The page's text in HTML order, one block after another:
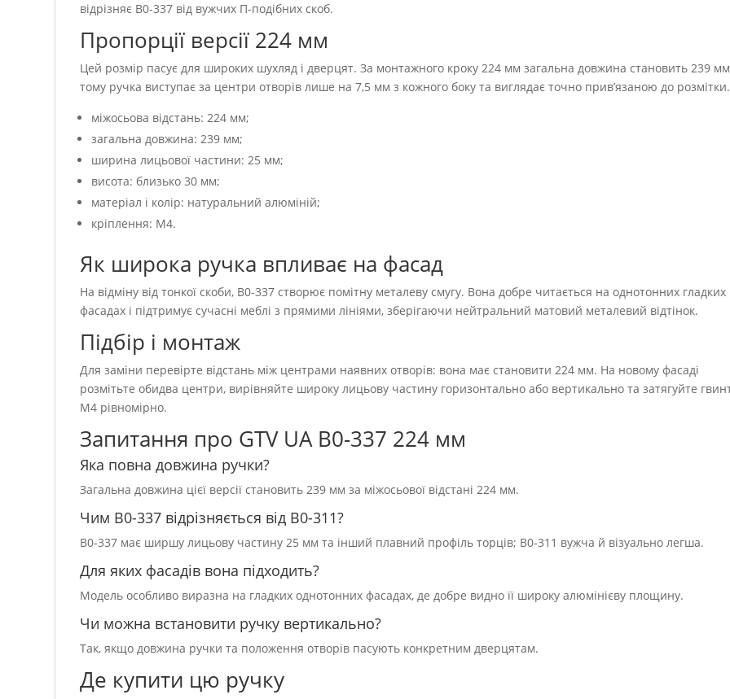
відрізняє B0-337 від вужчих П-подібних скоб.
Пропорції версії 224 мм
Цей розмір пасує для широких шухляд і дверцят. За монтажного кроку 224 мм загальна довжина становить 239
тому ручка виступає за центри отворів лише на 7,5 мм з кожного боку та виглядає точно прив’язаною до розмітки.
міжосьова відстань: 224 мм;
загальна довжина: 239 мм;
ширина лицьової частини: 25 мм;
висота: близько 30 мм;
матеріал і колір: натуральний алюміній;
кріплення: M4.
Як широка ручка впливає на фасад
На відміну від тонкої скоби, B0-337 створює помітну металеву смугу. Вона добре читається на однотонних гладких
фасадах і підтримує сучасні меблі з прямими лініями, зберігаючи нейтральний матовий металевий відтінок.
Підбір і монтаж
Для заміни перевірте відстань між центрами наявних отворів: вона має становити 224 мм. На новому фасаді
розмітьте обидва центри, вирівняйте широку лицьову частину горизонтально або вертикально та затягуйте
M4 рівномірно.
Запитання про GTV UA B0-337 224 мм
Яка повна довжина ручки?
Загальна довжина цієї версії становить 239 мм за міжосьової відстані 224 мм.
Чим B0-337 відрізняється від B0-311?
B0-337 має ширшу лицьову частину 25 мм та інший плавний профіль торців; B0-311 вужча й візуально легша.
Для яких фасадів вона підходить?
Модель особливо виразна на гладких однотонних фасадах, де добре видно її широку алюмінієву площину.
Чи можна встановити ручку вертикально?
Так, якщо довжина ручки та положення отворів пасують конкретним дверцятам.
Де купити цю ручку